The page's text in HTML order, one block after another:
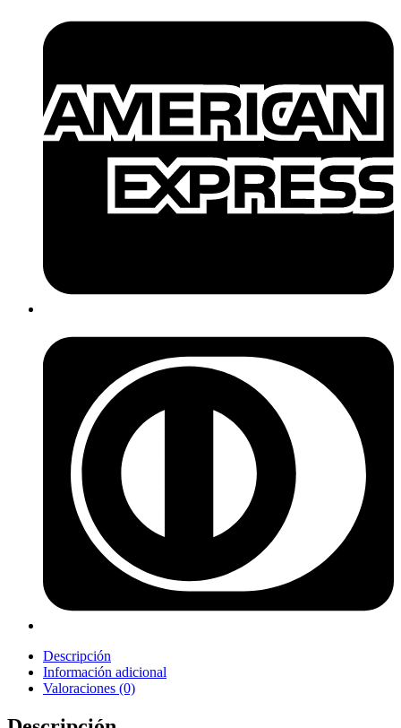
Descripción
Información adicional
Valoraciones (0)